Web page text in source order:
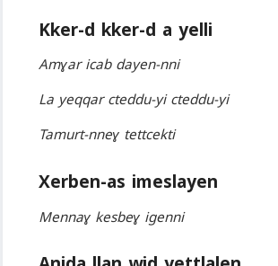
Kker-d kker-d a yelli
Amɣar icab dayen-nni
La yeqqar cteddu-yi cteddu-yi
Tamurt-nneɣ tettcekti
Xerben-as imeslayen
Mennaɣ kesbeɣ igenni